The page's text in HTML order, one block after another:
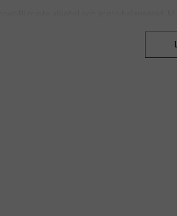
The Humble Co. tillverkar tandvårdsprodukter
oss som haft turen att födas i den välmående